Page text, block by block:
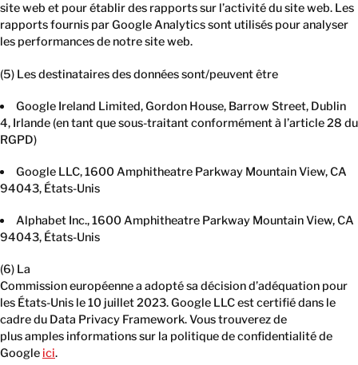
site web et pour établir des rapports sur l’activité du site web. Les
rapports fournis par Google Analytics sont utilisés pour analyser
les performances de notre site web.
(5) Les destinataires des données sont/peuvent être
Google Ireland Limited, Gordon House, Barrow Street, Dublin
4, Irlande (en tant que sous-traitant conformément à l’article 28 du
RGPD)
Google LLC, 1600 Amphitheatre Parkway Mountain View, CA
94043, États-Unis
Alphabet Inc., 1600 Amphitheatre Parkway Mountain View, CA
94043, États-Unis
(6) La
Commission européenne a adopté sa décision d’adéquation pour
les États-Unis le 10 juillet 2023. Google LLC est certifié dans le
cadre du Data Privacy Framework. Vous trouverez de
plus amples informations sur la politique de confidentialité de
Google ici.